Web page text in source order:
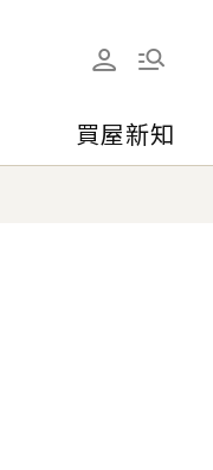
買屋新知